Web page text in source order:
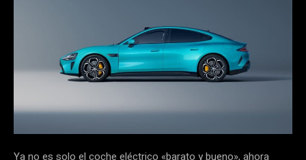
Ya no es solo el coche eléctrico «barato y bueno», ahora